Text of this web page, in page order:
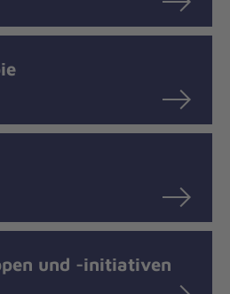
und -initiativen